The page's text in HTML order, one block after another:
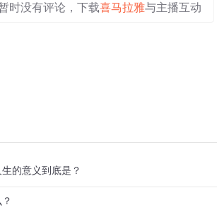
时没有评论，下载喜马拉雅与主播互动
的意义到底是？